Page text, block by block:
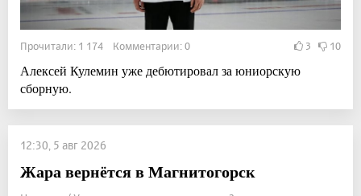
Прочитали: 1 174 Комментарии: 0 3 10
Алексей Кулемин уже дебютировал за юниорскую
сборную.
12:30, 5 авг 2026
Жара вернётся в Магнитогорск